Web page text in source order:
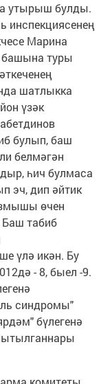
утырыш булды.
инспекциясенең
Марина
башына туры
шатлыкка
үзәк
булып, баш
белмәгән
һич булмаса
эч, дип әйтик
өчен
Баш табиб
үлә икән. Бу
- 8, быел -9.
синдромы"
бүлегенә